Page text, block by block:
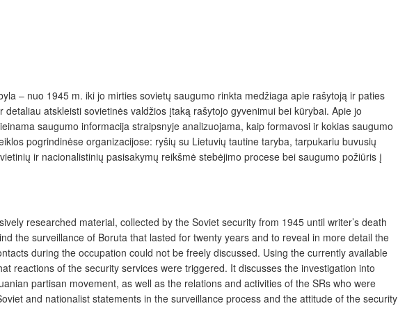
– nuo 1945 m. iki jo mirties sovietų saugumo rinkta medžiaga apie rašytoją ir paties
atskleisti sovietinės valdžios įtaką rašytojo gyvenimui bei kūrybai. Apie jo
saugumo informacija straipsnyje analizuojama, kaip formavosi ir kokias saugumo
pogrindinėse organizacijose: ryšių su Lietuvių tautine taryba, tarpukariu buvusių
ir nacionalistinių pasisakymų reikšmė stebėjimo procese bei saugumo požiūris į
researched material, collected by the Soviet security from 1945 until writer’s death
the surveillance of Boruta that lasted for twenty years and to reveal in more detail the
during the occupation could not be freely discussed. Using the currently available
reactions of the security services were triggered. It discusses the investigation into
partisan movement, as well as the relations and activities of the SRs who were
and nationalist statements in the surveillance process and the attitude of the security